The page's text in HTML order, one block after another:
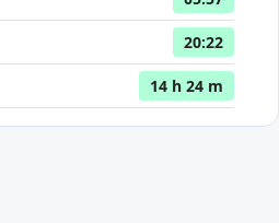
20:22
14 h 24 m